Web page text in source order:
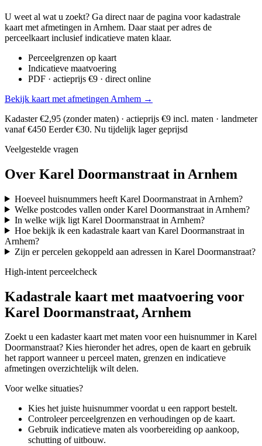
U weet al wat u zoekt? Ga direct naar de pagina voor kadastrale
kaart met afmetingen in Arnhem. Daar staat per adres de
perceelkaart inclusief indicatieve maten klaar.
Perceelgrenzen op kaart
Indicatieve maatvoering
PDF · actieprijs €9 · direct online
Bekijk kaart met afmetingen Arnhem →
Kadaster €2,95 (zonder maten) · actieprijs €9 incl. maten · landmeter
vanaf €450 Eerder €30. Nu tijdelijk lager geprijsd
Veelgestelde vragen
Over Karel Doormanstraat in Arnhem
Hoeveel huisnummers heeft Karel Doormanstraat in Arnhem?
Welke postcodes vallen onder Karel Doormanstraat in Arnhem?
In welke wijk ligt Karel Doormanstraat in Arnhem?
Hoe bekijk ik een kadastrale kaart van Karel Doormanstraat in
Arnhem?
Zijn er percelen gekoppeld aan adressen in Karel Doormanstraat?
High-intent perceelcheck
Kadastrale kaart met maatvoering voor
Karel Doormanstraat, Arnhem
Zoekt u een kadaster kaart met maten voor een huisnummer in Karel
Doormanstraat? Kies hieronder het adres, open de kaart en gebruik
het rapport wanneer u perceel maten, grenzen en indicatieve
afmetingen overzichtelijk wilt delen.
Voor welke situaties?
Kies het juiste huisnummer voordat u een rapport bestelt.
Controleer perceelgrenzen en verhoudingen op de kaart.
Gebruik indicatieve maten als voorbereiding op aankoop,
schutting of uitbouw.